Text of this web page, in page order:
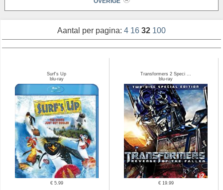
Aantal per pagina: 4 16 32 100
Surf's Up
blu-ray
€ 5.99
Transformers 2 Speci ...
blu-ray
€ 19.99